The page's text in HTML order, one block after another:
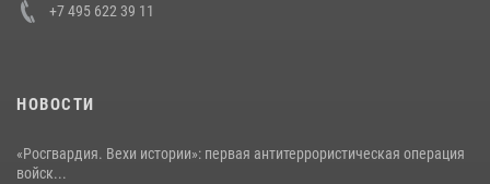
+7 495 622 39 11
НОВОСТИ
«Росгвардия. Вехи истории»: первая антитеррористическая операция
войск...